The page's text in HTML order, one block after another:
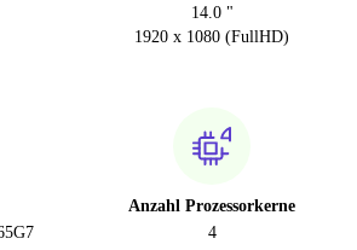
14.0 "
1920 x 1080 (FullHD)
Anzahl Prozessorkerne
4